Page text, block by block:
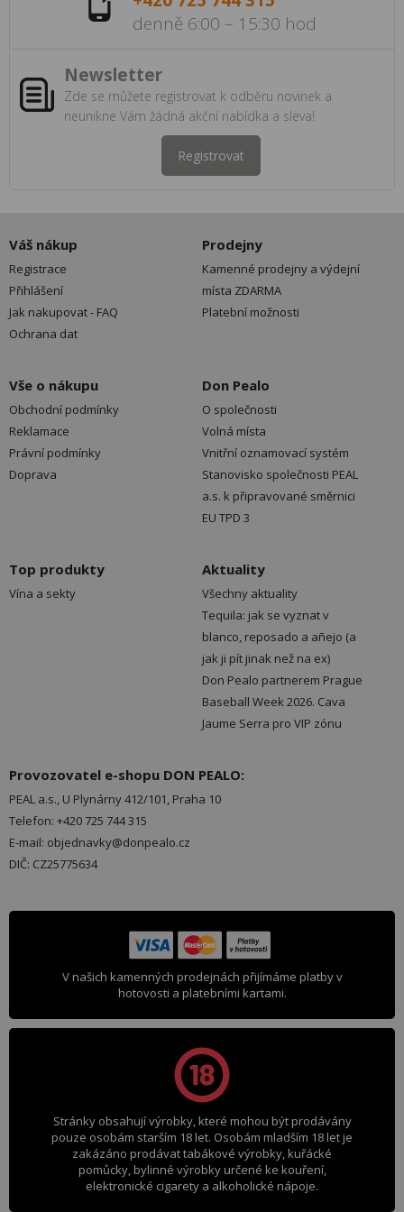
denně 6:00 – 15:30 hod
Newsletter
Zde se můžete registrovat k odběru novinek a
neunikne Vám žádná akční nabídka a sleva!
Registrovat
Váš nákup
Registrace
Přihlášení
Jak nakupovat - FAQ
Ochrana dat
Prodejny
Kamenné prodejny a výdejní
místa ZDARMA
Platební možnosti
Vše o nákupu
Obchodní podmínky
Reklamace
Právní podmínky
Doprava
Don Pealo
O společnosti
Volná místa
Vnitřní oznamovací systém
Stanovisko společnosti PEAL
a.s. k připravované směrnici
EU TPD 3
Top produkty
Vína a sekty
Aktuality
Všechny aktuality
Tequila: jak se vyznat v
blanco, reposado a añejo (a
jak ji pít jinak než na ex)
Don Pealo partnerem Prague
Baseball Week 2026. Cava
Jaume Serra pro VIP zónu
Provozovatel e-shopu DON PEALO:
PEAL a.s., U Plynárny 412/101, Praha 10
Telefon: +420 725 744 315
E-mail: objednavky@donpealo.cz
DIČ: CZ25775634
V našich kamenných prodejnách přijímáme platby v
hotovosti a platebními kartami.
Stránky obsahují výrobky, které mohou být prodávány
pouze osobám starším 18 let. Osobám mladším 18 let je
zakázáno prodávat tabákové výrobky, kuřácké
pomůcky, bylinné výrobky určené ke kouření,
elektronické cigarety a alkoholické nápoje.